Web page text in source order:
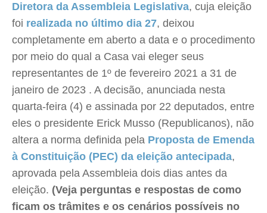
Diretora da Assembleia Legislativa, cuja eleição
foi realizada no último dia 27, deixou
completamente em aberto a data e o procedimento
por meio do qual a Casa vai eleger seus
representantes de 1º de fevereiro 2021 a 31 de
janeiro de 2023 . A decisão, anunciada nesta
quarta-feira (4) e assinada por 22 deputados, entre
eles o presidente Erick Musso (Republicanos), não
altera a norma definida pela Proposta de Emenda
à Constituição (PEC) da eleição antecipada,
aprovada pela Assembleia dois dias antes da
eleição. (Veja perguntas e respostas de como
ficam os trâmites e os cenários possíveis no